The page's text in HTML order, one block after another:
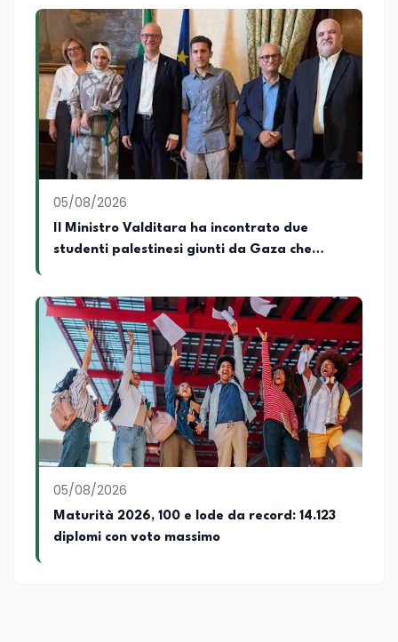
05/08/2026
Il Ministro Valditara ha incontrato due
studenti palestinesi giunti da Gaza che
05/08/2026
Maturità 2026, 100 e lode da record: 14.123
diplomi con voto massimo